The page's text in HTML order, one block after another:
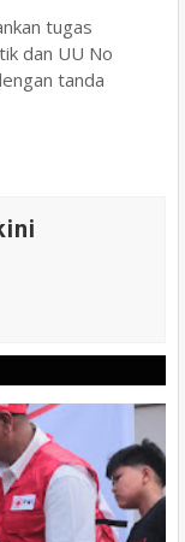
tugas
dan UU No
tanda